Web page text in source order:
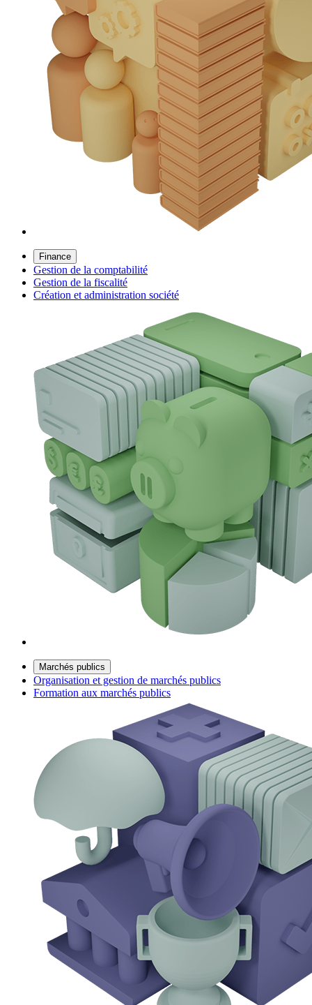
Finance
Gestion de la comptabilité
Gestion de la fiscalité
Création et administration société
Marchés publics
Organisation et gestion de marchés publics
Formation aux marchés publics